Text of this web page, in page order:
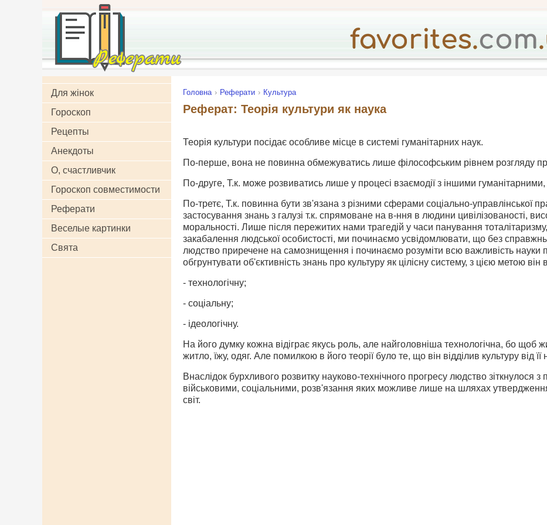
Для жінок
Гороскоп
Рецепты
Анекдоты
О, счастливчик
Гороскоп совместимости
Реферати
Веселые картинки
Свята
Головна Реферати Культура
Реферат: Теорія культури як наука
Теорія культури посідає особливе місце в системі гуманітарних наук.
По-перше, вона не повинна обмежуватись лише філософським рівнем розгляду
По-друге, Т.к. може розвиватись лише у процесі взаємодії з іншими
По-третє, Т.к. повинна бути зв'язана з різними сферами соціально-управлінської
застосування знань з галузі т.к. спрямоване на в-ння в людини цивілізованості,
моральності. Лише після пережитих нами трагедій у часи панування
закабалення людської особистості, ми починаємо усвідомлювати, що без
людство приречене на самознищення і починаємо розуміти всю важливість науки
обгрунтувати об'єктивність знань про культуру як цілісну систему, з цією метою він
- технологічну;
- соціальну;
- ідеологічну.
На його думку кожна відіграє якусь роль, але найголовніша технологічна, бо
житло, їжу, одяг. Але помилкою в його теорії було те, що він відділив культуру від
Внаслідок бурхливого розвитку науково-технічного прогресу людство
військовими, соціальними, розв'язання яких можливе лише на шляхах утвердження
світ.